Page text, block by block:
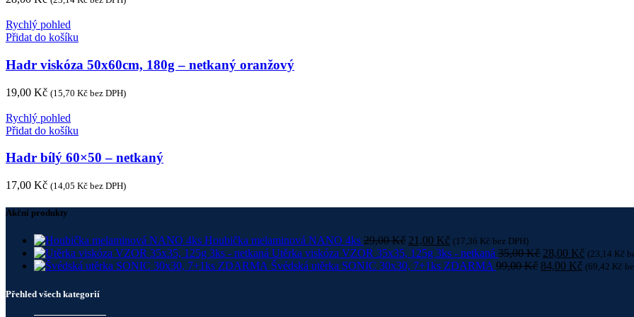
Rychlý pohled
Přidat do košíku
Hadr viskóza 50x60cm, 180g – netkaný oranžový
19,00 Kč (15,70 Kč bez DPH)
Rychlý pohled
Přidat do košíku
Hadr bílý 60×50 – netkaný
17,00 Kč (14,05 Kč bez DPH)
Akční produkty
Houbička melaminová NANO 4ks 29,00Kč 21,00 Kč (17,36 Kč bez DPH)
Utěrka viskóza VZOR 35x35, 125g 3ks - netkaná 35,00Kč 28,00 Kč (23,14 Kč
Švédská utěrka SONIC 30x30, 7+1ks ZDARMA 99,00Kč 84,00 Kč (69,42 Kč
Přehled všech kategorií